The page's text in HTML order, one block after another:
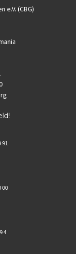
e.V. (CBG)
91
00
4